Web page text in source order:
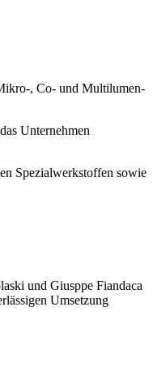
, Co- und Multilumen-
Unternehmen
Spezialwerkstoffen sowie
und Giusppe Fiandaca
Umsetzung